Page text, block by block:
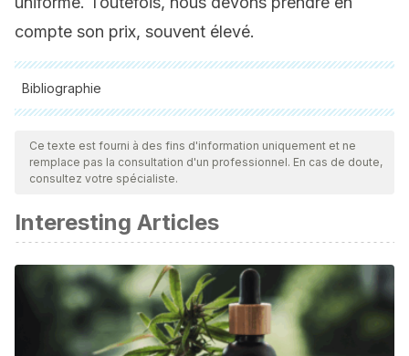
compte son prix, souvent élevé.
Bibliographie
Toutes les sources citées ont été examinées en profondeur
par notre équipe pour garantir leur qualité, leur fiabilité, leur
actualité et leur validité. La bibliographie de cet article a été
ou scientifique
Herranz, P. (2012).CICATRICES, GUÍA DE VALORACIÓN Y
TRATAMIENTO.Cicatrices , guía de valoración y
tratamiento
(pp. 3–34). PUBLICIDAD JUST IN TIME S.L.
https://doi.org/M-41381-2012
Marchi-Lipski, F., & Duviau, F. (1998). Posibilidades de la
Ce texte est fourni à des fins d'information uniquement et ne
remplace pas la consultation d'un professionnel. En cas de doute,
consultez votre spécialiste.
Interesting Articles